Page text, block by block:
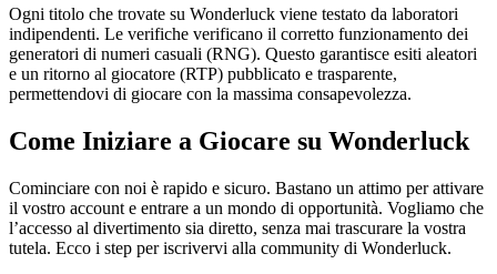
Ogni titolo che trovate su Wonderluck viene testato da laboratori
indipendenti. Le verifiche verificano il corretto funzionamento dei
generatori di numeri casuali (RNG). Questo garantisce esiti aleatori
e un ritorno al giocatore (RTP) pubblicato e trasparente,
permettendovi di giocare con la massima consapevolezza.
Come Iniziare a Giocare su Wonderluck
Cominciare con noi è rapido e sicuro. Bastano un attimo per attivare
il vostro account e entrare a un mondo di opportunità. Vogliamo che
l’accesso al divertimento sia diretto, senza mai trascurare la vostra
tutela. Ecco i step per iscrivervi alla community di Wonderluck.